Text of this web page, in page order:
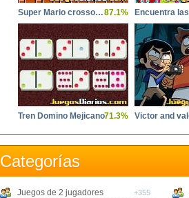
Super Mario crossover87.1%
Tren Domino Mejicano71.3%
Categorías
Juegos de 2 jugadores +355